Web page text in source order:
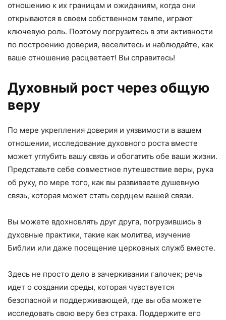
отношению к их границам и ожиданиям, когда они
открываются в своем собственном темпе, играют
ключевую роль. Поэтому погрузитесь в эти активности
по построению доверия, веселитесь и наблюдайте, как
ваше отношение расцветает! Вы справитесь!
Духовный рост через общую
веру
По мере укрепления доверия и уязвимости в вашем
отношении, исследование духовного роста вместе
может углубить вашу связь и обогатить обе ваши жизни.
Представьте себе совместное путешествие веры, рука
об руку, по мере того, как вы развиваете душевную
связь, которая может стать сердцем вашей связи.
Вы можете вдохновлять друг друга, погрузившись в
духовные практики, такие как молитва, изучение
Библии или даже посещение церковных служб вместе.
Здесь не просто дело в зачеркивании галочек; речь
идет о создании среды, которая чувствуется
безопасной и поддерживающей, где вы оба можете
исследовать свою веру без страха. Поддержите его